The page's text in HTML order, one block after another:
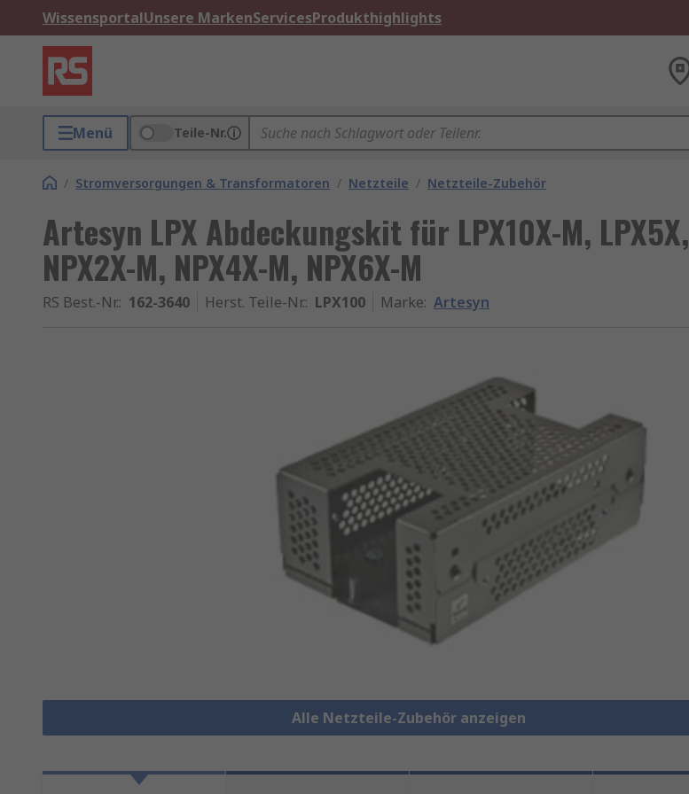
WissensportalUnsere MarkenServicesProdukthighlights
Menü Teile-Nr.
/ Stromversorgungen & Transformatoren / Netzteile / Netzteile-Zubehör
Artesyn LPX Abdeckungskit für LPX10X-M, LPX5X,
NPX2X-M, NPX4X-M, NPX6X-M
RS Best.-Nr.: 162-3640 Herst. Teile-Nr.: LPX100 Marke: Artesyn
Alle Netzteile-Zubehör anzeigen